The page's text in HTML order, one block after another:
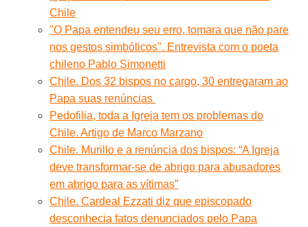
Chile
"O Papa entendeu seu erro, tomara que não pare
nos gestos simbólicos". Entrevista com o poeta
chileno Pablo Simonetti
Chile. Dos 32 bispos no cargo, 30 entregaram ao
Papa suas renúncias
Pedofilia, toda a Igreja tem os problemas do
Chile. Artigo de Marco Marzano
Chile. Murillo e a renúncia dos bispos: “A Igreja
deve transformar-se de abrigo para abusadores
em abrigo para as vítimas”
Chile. Cardeal Ezzati diz que episcopado
desconhecia fatos denunciados pelo Papa